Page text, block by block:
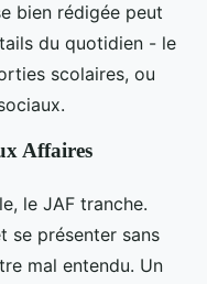
bien rédigée peut
du quotidien - le
scolaires, ou
Affaires
le JAF tranche.
se présenter sans
mal entendu. Un